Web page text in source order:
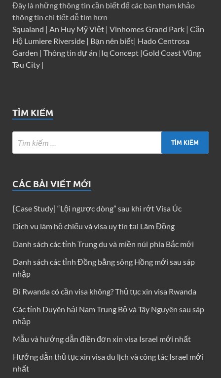
Đây là những thông tin cần biết để các bạn tham khảo
thông tin chi tiết dễ tìm hơn
Squaland | An Huy Mỹ Việt | Vinhomes Grand Park | Căn
Hộ Lumiere Riverside | Bạn nên biết| Hado Centrosa
Garden | Thông tin dự án |Iq Concept |Gold Coast Vũng
Tàu City |
TÌM KIẾM
CÁC BÀI VIẾT MỚI
[Case Study] “Lội ngược dòng” sau khi rớt Visa Úc
Dịch vụ làm hộ chiếu và visa uy tín tại Lâm Đồng
Danh sách các tỉnh Trung du và miền núi phía Bắc mới
Danh sách các tỉnh Đồng bằng sông Hồng mới sau sáp
nhập
Đi Rwanda có cần visa không? Thủ tục xin visa Rwanda
Các tỉnh Duyên hải Nam Trung Bộ và Tây Nguyên sau sáp
nhập
Mẫu và hướng dẫn điền đơn xin visa Israel mới nhất
Hướng dẫn thủ tục xin visa du lịch và công tác Israel mới
nhất